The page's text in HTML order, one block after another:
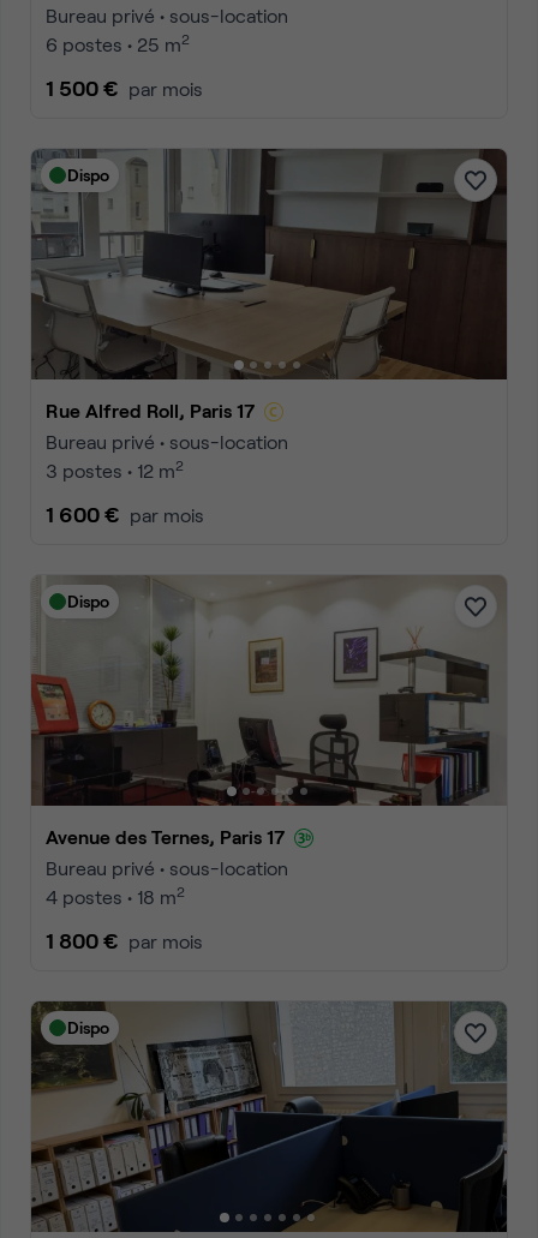
Bureau privé • sous-location
6 postes • 25 m2
1 500 € par mois
Dispo
Rue Alfred Roll, Paris 17
Bureau privé • sous-location
3 postes • 12 m2
1 600 € par mois
Dispo
Avenue des Ternes, Paris 17
Bureau privé • sous-location
4 postes • 18 m2
1 800 € par mois
Dispo